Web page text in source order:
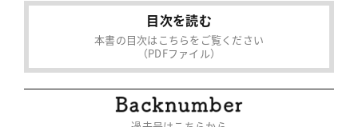
目次を読む
本書の目次はこちらをご覧ください
（PDFファイル）